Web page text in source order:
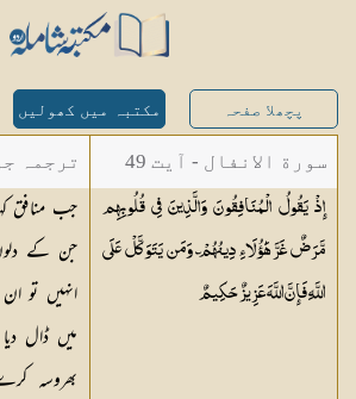
پچھلا صفحہ مکتبہ میں کھولیں
سورة الانفال - آیت 49
إِذْ يَقُولُ الْمُنَافِقُونَ وَالَّذِينَ فِي قُلُوبِهِم
مَّرَضٌ غَرَّ هَٰؤُلَاءِ دِينُهُمْ ۗ وَمَن يَتَوَكَّلْ عَلَى
اللَّهِ فَإِنَّ اللَّهَ عَزِيزٌحَكِيمٌ
ترجمہ
جونا
جب منافق
جن کے
انہیں تو
میں ڈال
بھروسہ